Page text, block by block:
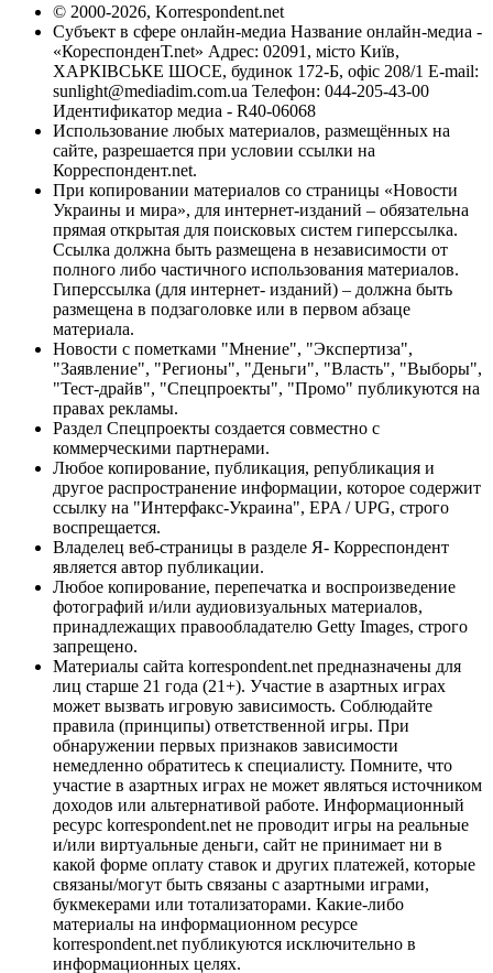
© 2000-2026, Korrespondent.net
Субъект в сфере онлайн-медиа Название онлайн-медиа -
«КореспонденТ.net» Адрес: 02091, місто Київ,
ХАРКІВСЬКЕ ШОСЕ, будинок 172-Б, офіс 208/1 E-mail:
sunlight@mediadim.com.ua Телефон: 044-205-43-00
Идентификатор медиа - R40-06068
Использование любых материалов, размещённых на
сайте, разрешается при условии ссылки на
Корреспондент.net.
При копировании материалов со страницы «Новости
Украины и мира», для интернет-изданий – обязательна
прямая открытая для поисковых систем гиперссылка.
Ссылка должна быть размещена в независимости от
полного либо частичного использования материалов.
Гиперссылка (для интернет- изданий) – должна быть
размещена в подзаголовке или в первом абзаце
материала.
Новости с пометками "Мнение", "Экспертиза",
"Заявление", "Регионы", "Деньги", "Власть", "Выборы",
"Тест-драйв", "Спецпроекты", "Промо" публикуются на
правах рекламы.
Раздел Спецпроекты создается совместно с
коммерческими партнерами.
Любое копирование, публикация, републикация и
другое распространение информации, которое содержит
ссылку на "Интерфакс-Украина", EPA / UPG, строго
воспрещается.
Владелец веб-страницы в разделе Я- Корреспондент
является автор публикации.
Любое копирование, перепечатка и воспроизведение
фотографий и/или аудиовизуальных материалов,
принадлежащих правообладателю Getty Images, строго
запрещено.
Материалы сайта korrespondent.net предназначены для
лиц старше 21 года (21+). Участие в азартных играх
может вызвать игровую зависимость. Соблюдайте
правила (принципы) ответственной игры. При
обнаружении первых признаков зависимости
немедленно обратитесь к специалисту. Помните, что
участие в азартных играх не может являться источником
доходов или альтернативой работе. Информационный
ресурс korrespondent.net не проводит игры на реальные
и/или виртуальные деньги, сайт не принимает ни в
какой форме оплату ставок и других платежей, которые
связаны/могут быть связаны с азартными играми,
букмекерами или тотализаторами. Какие-либо
материалы на информационном ресурсе
korrespondent.net публикуются исключительно в
информационных целях.